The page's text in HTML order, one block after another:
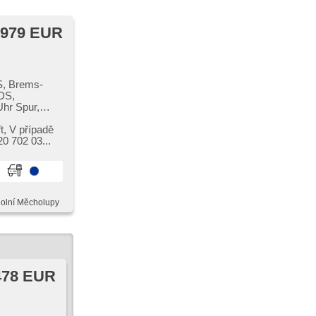
EUR
Brems-
Spur,
El.
mit
4x2,
V případě
702 03...
Měcholupy
EUR